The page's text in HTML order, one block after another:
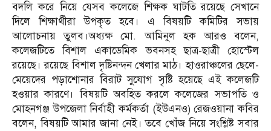
বদলি করে নিয়ে যেসব কলেজে শিক্ষক ঘাটতি রয়েছে সেখানে
দিলে শিক্ষার্থীরা উপকৃত হবে। এ বিষয়টি কমিটির সভায়
আলোচনায় তুলব।অধ্যক্ষ মো. আমিনুল হক আরও বলেন,
কলেজটিতে বিশাল একাডেমিক ভবনসহ ছাত্র-ছাত্রী হোস্টেল
রয়েছে। রয়েছে বিশাল দৃষ্টিনন্দন খেলার মাঠ। হাওরাঞ্চলের ছেলে-
মেয়েদের পড়াশোনার বিরাট সুযোগ সৃষ্টি হয়েছে এই কলেজটি
হওয়ার কারণে। বিষয়টি অবহিত করলে কলেজের সভাপতি ও
মোহনগঞ্জ উপজেলা নির্বাহী কর্মকর্তা (ইউএনও) রেজওয়ানা কবির
বলেন, বিষয়টি আমার জানা নেই। তবে খোঁজ নিয়ে সংশ্লিষ্ট সবার